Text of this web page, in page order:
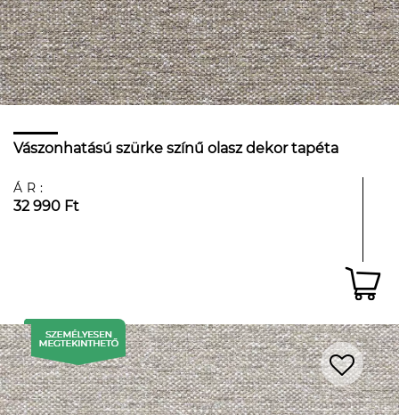
Vászonhatású szürke színű olasz dekor tapéta
ÁR:
32 990 Ft